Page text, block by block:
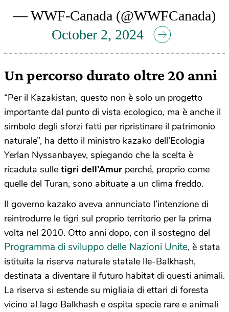
— WWF-Canada (@WWFCanada)
October 2, 2024
Un percorso durato oltre 20 anni
“Per il Kazakistan, questo non è solo un progetto
importante dal punto di vista ecologico, ma è anche il
simbolo degli sforzi fatti per ripristinare il patrimonio
naturale”, ha detto il ministro kazako dell’Ecologia
Yerlan Nyssanbayev, spiegando che la scelta è
ricaduta sulle tigri dell’Amur perché, proprio come
quelle del Turan, sono abituate a un clima freddo.
Il governo kazako aveva annunciato l’intenzione di
reintrodurre le tigri sul proprio territorio per la prima
volta nel 2010. Otto anni dopo, con il sostegno del
Programma di sviluppo delle Nazioni Unite, è stata
istituita la riserva naturale statale Ile-Balkhash,
destinata a diventare il futuro habitat di questi animali.
La riserva si estende su migliaia di ettari di foresta
vicino al lago Balkhash e ospita specie rare e animali